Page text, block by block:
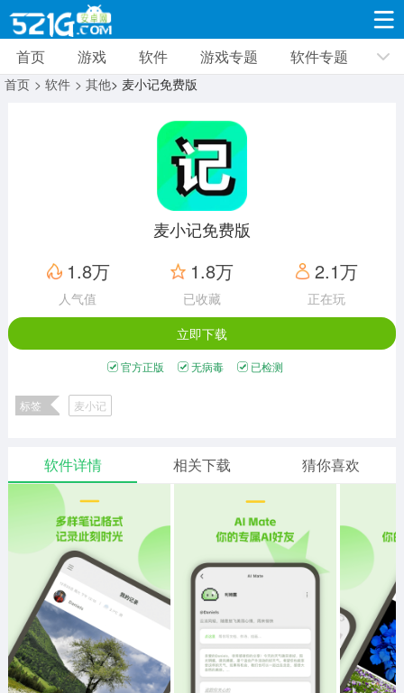
游戏 软件 游戏专题 软件专题 新闻资讯
8691款应用
动作闯关
12960款应用
赛车竞速
3628款应用
卡牌对战
2051款应用
体育运动
1277款应用
手游辅助
1958款应用
二次元
仙侠手游
485款应用
手赚网赚
绝地求生
三国游戏
3931款应用
69款应用
像素游戏
700款应用
其他
981款应用
末日游戏
1405款应用
pc游戏
3443款应用
首页 游戏 软件 游戏专题 软件专题
首页 > 软件 > 其他> 麦小记免费版
麦小记免费版
1.8万
人气值
1.8万
已收藏
2.1万
正在玩
立即下载
官方正版 无病毒 已检测
标签 麦小记
软件详情 相关下载 猜你喜欢